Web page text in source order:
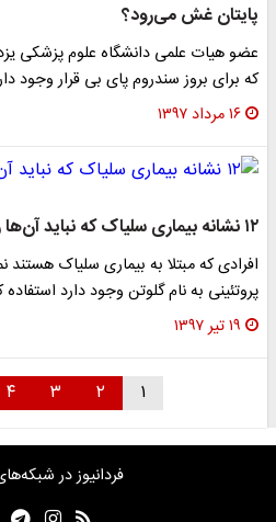
پایتان غش می‌رود؟
که برای بروز سندروم پای بی قرار وجود
۱۶ مرداد ۱۳۹۷
۱۲ نشانه بیماری سلیاک که نباید آن‌ها را نادیده بگیرید
افرادی که مبتلا به بیماری سلیاک هستند
پروتئینی به نام گلوتن وجود دارد استفاده
۱۹ تیر ۱۳۹۷
۱ ۲ ۳ ۴
فردانیوز در